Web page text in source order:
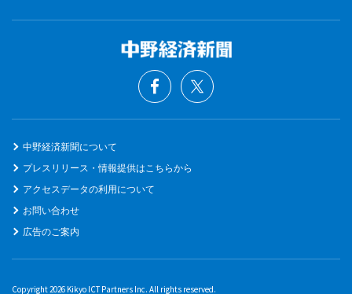
中野経済新聞について
プレスリリース・情報提供はこちらから
アクセスデータの利用について
お問い合わせ
広告のご案内
Copyright 2026 Kikyo ICT Partners Inc. All rights reserved.